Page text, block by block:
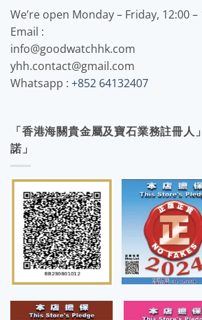
We’re open Monday – Friday, 12:00 –
Email :
info@goodwatchhk.com
yhh.contact@gmail.com
Whatsapp : +852 64132407
「香港海關貴金屬及寶石業務註冊人
諾」